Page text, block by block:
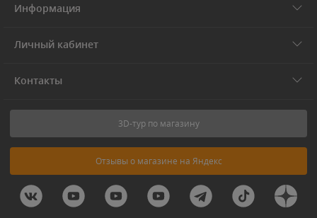
Информация
Личный кабинет
Контакты
3D-тур по магазину
Отзывы о магазине на Яндекс